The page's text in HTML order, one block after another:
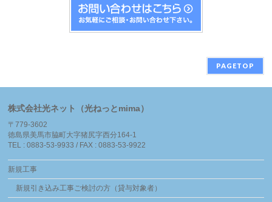
PAGETOP
株式会社光ネット（光ねっとmima）
〒779-3602
徳島県美馬市脇町大字猪尻字西分164-1
TEL : 0883-53-9933 / FAX : 0883-53-9922
新規工事
新規引き込み工事ご検討の方（貸与対象者）